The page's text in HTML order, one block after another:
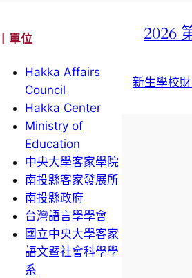
丨單位
Hakka Affairs
Council
Hakka Center
Ministry of
Education
中央大學客家學院
南投縣客家發展所
南投縣政府
台灣語言學學會
國立中央大學客家
語文暨社會科學學
系
2026
新生學校